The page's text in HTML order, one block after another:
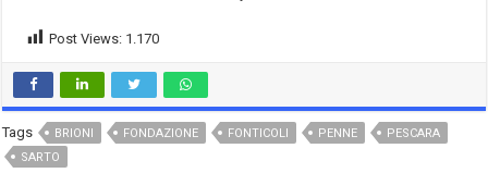
Post Views: 1.170
Tags BRIONI FONDAZIONE FONTICOLI PENNE
PESCARA
SARTO